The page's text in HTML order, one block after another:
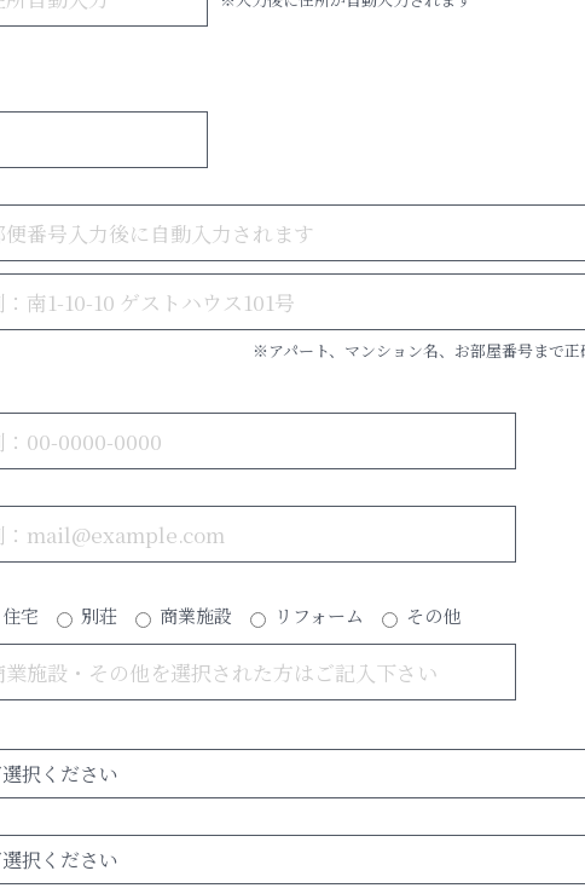
※アパート、マンション名、お部屋番号まで
住宅 別荘 商業施設 リフォーム その他